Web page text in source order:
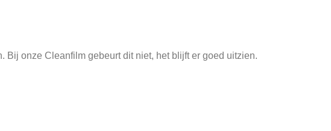
onze Cleanfilm gebeurt dit niet, het blijft er goed uitzien.